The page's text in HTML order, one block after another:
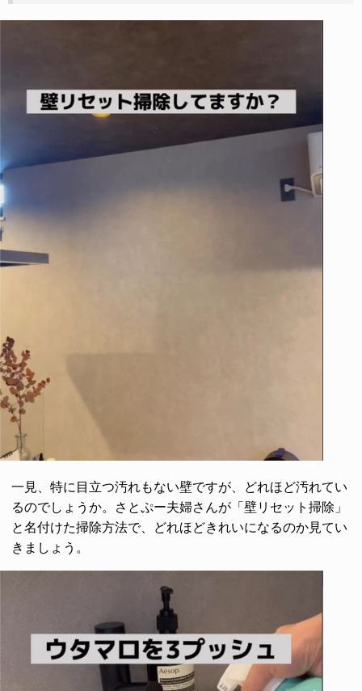
一見、特に目立つ汚れもない壁ですが、どれほど汚れてい
るのでしょうか。さとぷー夫婦さんが「壁リセット掃除」
と名付けた掃除方法で、どれほどきれいになるのか見てい
きましょう。